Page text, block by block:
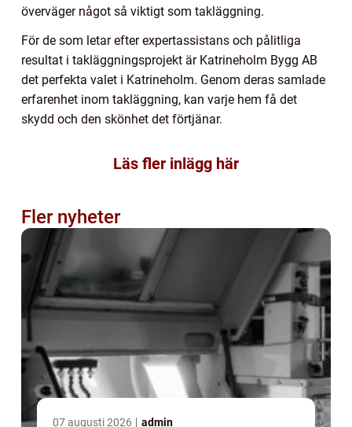
överväger något så viktigt som takläggning.
För de som letar efter expertassistans och pålitliga
resultat i takläggningsprojekt är Katrineholm Bygg AB
det perfekta valet i Katrineholm. Genom deras samlade
erfarenhet inom takläggning, kan varje hem få det
skydd och den skönhet det förtjänar.
Läs fler inlägg här
Fler nyheter
07 augusti 2026 admin